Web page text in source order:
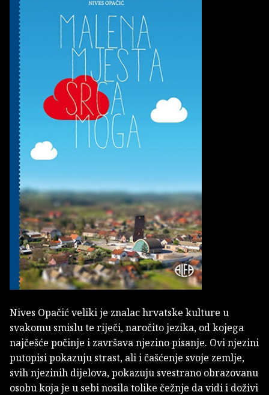
Nives Opačić veliki je znalac hrvatske kulture u
svakomu smislu te riječi, naročito jezika, od kojega
najčešće počinje i završava njezino pisanje. Ovi njezini
putopisi pokazuju strast, ali i čašćenje svoje zemlje,
svih njezinih dijelova, pokazuju svestrano obrazovanu
osobu koja je u sebi nosila tolike čežnje da vidi i doživi